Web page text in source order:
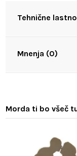
Tehnične
Mnenja (0)
Morda ti bo všeč